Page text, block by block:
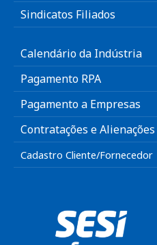
Sindicatos Filiados
Calendário da Indústria
Pagamento RPA
Pagamento a Empresas
Contratações e Alienações
Cadastro Cliente/Fornecedor